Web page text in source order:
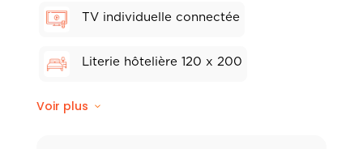
TV individuelle connectée
Literie hôtelière 120 x 200
Sèche-cheveux
Voir plus